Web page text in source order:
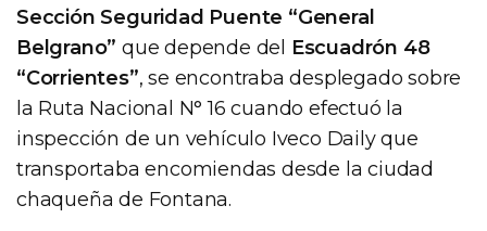
Sección Seguridad Puente “General
Belgrano” que depende del Escuadrón 48
“Corrientes”, se encontraba desplegado sobre
la Ruta Nacional N° 16 cuando efectuó la
inspección de un vehículo Iveco Daily que
transportaba encomiendas desde la ciudad
chaqueña de Fontana.